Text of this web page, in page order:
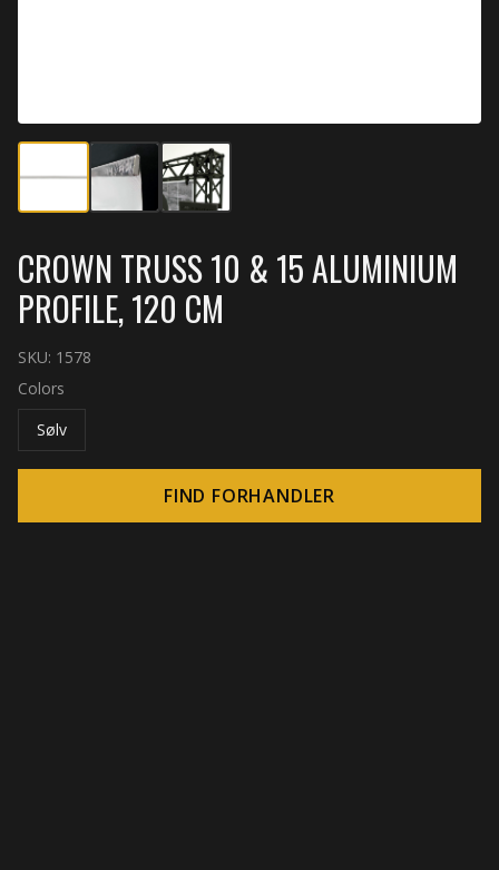
CROWN TRUSS 10 & 15 ALUMINIUM
PROFILE, 120 CM
SKU: 1578
Colors
Sølv
FIND FORHANDLER